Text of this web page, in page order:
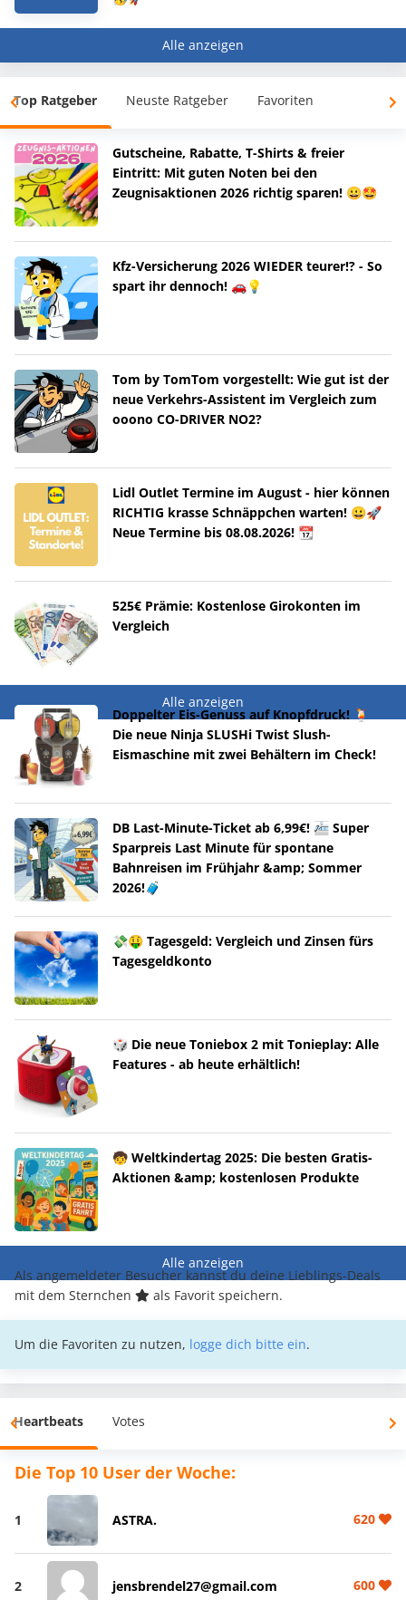
Alle anzeigen
Top Ratgeber Neuste Ratgeber Favoriten
Gutscheine, Rabatte, T-Shirts & freier
Eintritt: Mit guten Noten bei den
Zeugnisaktionen 2026 richtig sparen! 😀🤩
Kfz-Versicherung 2026 WIEDER teurer!? - So
spart ihr dennoch! 🚗💡
Tom by TomTom vorgestellt: Wie gut ist der
neue Verkehrs-Assistent im Vergleich zum
ooono CO-DRIVER NO2?
Lidl Outlet Termine im August - hier können
RICHTIG krasse Schnäppchen warten! 😀🚀
Neue Termine bis 08.08.2026! 📆
525€ Prämie: Kostenlose Girokonten im
Vergleich
Alle anzeigen
Doppelter Eis-Genuss auf Knopfdruck! 🍹
Die neue Ninja SLUSHi Twist Slush-
Eismaschine mit zwei Behältern im Check!
DB Last-Minute-Ticket ab 6,99€! 🚈 Super
Sparpreis Last Minute für spontane
Bahnreisen im Frühjahr &amp; Sommer
2026!🧳
💸🤑 Tagesgeld: Vergleich und Zinsen fürs
Tagesgeldkonto
🎲 Die neue Toniebox 2 mit Tonieplay: Alle
Features - ab heute erhältlich!
🧒 Weltkindertag 2025: Die besten Gratis-
Aktionen &amp; kostenlosen Produkte
Alle anzeigen
Als angemeldeter Besucher kannst du deine Lieblings-Deals
mit dem Sternchen
als Favorit speichern.
Um die Favoriten zu nutzen, logge dich bitte ein.
Heartbeats Votes
Die Top 10 User der Woche:
1 ASTRA. 620
2 jensbrendel27@gmail.com 600